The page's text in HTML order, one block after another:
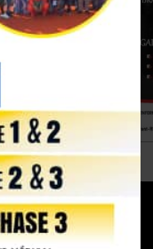
Lecteur
vidéo